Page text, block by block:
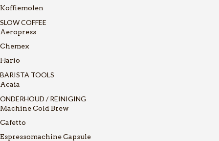
Koffiemolen
SLOW COFFEE
Aeropress
Chemex
Hario
BARISTA TOOLS
Acaia
ONDERHOUD / REINIGING
Machine Cold Brew
Cafetto
Espressomachine Capsule